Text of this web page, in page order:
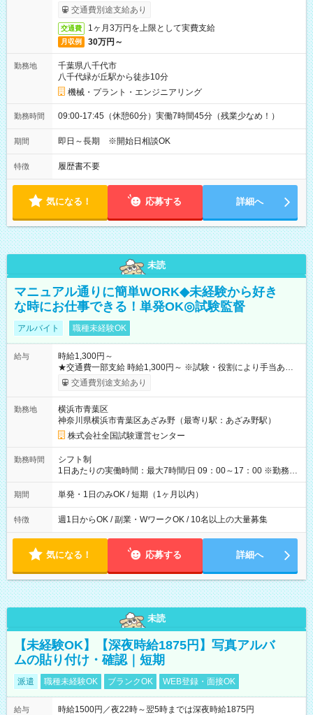
ービス利用可（利用条件有）
交通費別途支給あり
交通費 1ヶ月3万円を上限として実費支給
月収例 30万円～
勤務地
千葉県八千代市
八千代緑が丘駅から徒歩10分
機械・プラント・エンジニアリング
勤務時間 09:00-17:45（休憩60分）実働7時間45分（残業少なめ！）
期間 即日～長期 ※開始日相談OK
特徴 履歴書不要
気になる！ 応募する 詳細へ
未読
マニュアル通りに簡単WORK◆未経験から好き
な時にお仕事できる！単発OK◎試験監督
アルバイト 職種未経験OK
給与
時給1,300円～
★交通費一部支給 時給1,300円～ ※試験・役割により手当あり
※勤務回数により昇給あり 【即給（前払い）オプションあ
り！】 希望される場合、勤務から1週間ほどで給与の一部を受け
例】 ・河合塾模擬試験 8:30～17:30（休憩1時間） 時給1,300円
×8時間＝日収10,400円＋交通費 ※当日の役割により時給＋100
円の場合あり ・国家試験 7:00～13:30（休憩なし） 時給1,300
円（役割手当＋100円）×6時間＝日収8,400円＋交通費 【試用期
間】試用期間なし
交通費別途支給あり
勤務地
横浜市青葉区
神奈川県横浜市青葉区あざみ野（最寄り駅：あざみ野駅）
株式会社全国試験運営センター
勤務時間
シフト制
1日あたりの実働時間：最大7時間/日 09：00～17：00 ※勤務時
間は 試験により異なります。
期間 単発・1日のみOK / 短期（1ヶ月以内）
特徴 週1日からOK / 副業・WワークOK / 10名以上の大量募集
気になる！ 応募する 詳細へ
未読
【未経験OK】【深夜時給1875円】写真アルバ
ムの貼り付け・確認｜短期
派遣 職種未経験OK ブランクOK WEB登録・面接OK
給与 時給1500円／夜22時～翌5時までは深夜時給1875円